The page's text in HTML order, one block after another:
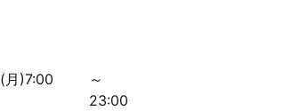
(月)7:00
～
23:00